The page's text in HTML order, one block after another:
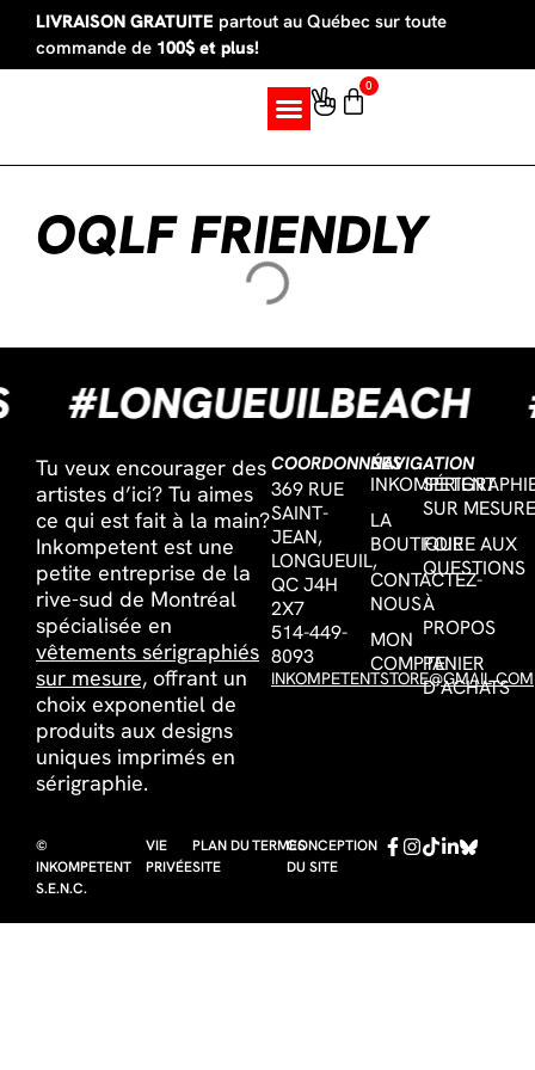
LIVRAISON GRATUITE partout au Québec sur toute
commande de 100$ et plus!
0
OQLF FRIENDLY
#LONGUEUILBEACH
Tu veux encourager des
artistes d’ici? Tu aimes
ce qui est fait à la main?
Inkompetent est une
petite entreprise de la
rive-sud de Montréal
spécialisée en
vêtements sérigraphiés
sur mesure, offrant un
choix exponentiel de
produits aux designs
uniques imprimés en
sérigraphie.
COORDONNÉES
369 RUE
SAINT-
JEAN,
LONGUEUIL,
QC J4H
2X7
514-449-
8093
INKOMPETENTSTORE@GMAIL.COM
NAVIGATION
INKOMPETENT
LA
BOUTIQUE
CONTACTEZ-
NOUS
MON
COMPTE
SUR
FOIRE AUX
QUESTIONS
À
PROPOS
PANIER
D’ACHATS
©
INKOMPETENT
S.E.N.C.
VIE
PRIVÉE
PLAN DU
SITE
TERMESCONCEPTION
DU SITE